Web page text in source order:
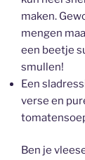
maken.
mengen
een beetje
smullen!
Een
verse en
Ben je